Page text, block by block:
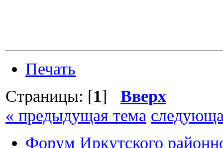
Печать
Страницы: [1] Вверх
« предыдущая тема
Форум Иркутского